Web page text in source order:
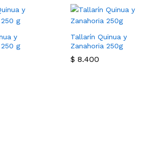
y
g
Tallarín Quinua y
Zanahoria 250g
$ 8.400
$ 8.400